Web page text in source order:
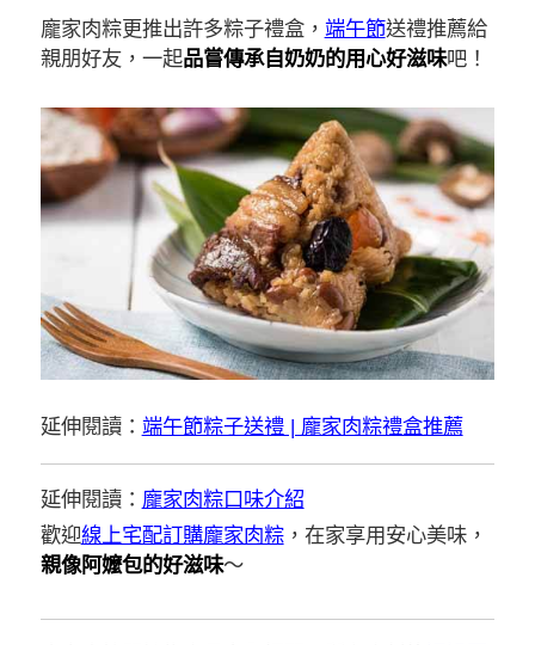
龐家肉粽更推出許多粽子禮盒， 端午節送禮推薦給
親朋好友，一起品嘗傳承自奶奶的用心好滋味吧！
延伸閱讀： 端午節粽子送禮 | 龐家肉粽禮盒推薦
延伸閱讀： 龐家肉粽口味介紹
歡迎線上宅配訂購龐家肉粽，在家享用安心美味，
親像阿嬤包的好滋味～